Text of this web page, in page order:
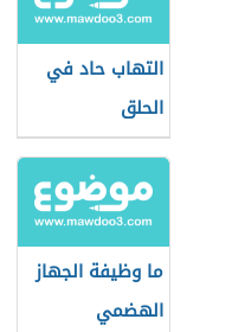
التهاب حاد في
الحلق
ما وظيفة الجهاز
الهضمي